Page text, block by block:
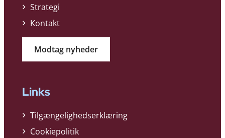
Strategi
Kontakt
Modtag nyheder
Links
Tilgængelighedserklæring
Cookiepolitik